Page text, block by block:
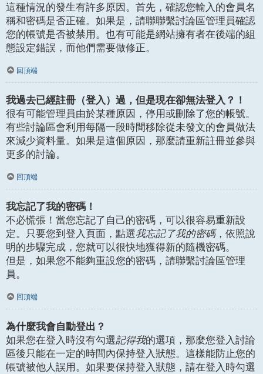
這種情況的發生有許多原因。首先，確認您輸入的會員名
稱和密碼是否正確。如果是，請聯聯繫討論區管理員確認
您的帳號是否被禁用。也有可能是網站擁有者在後端的組
態設定錯誤，而他們需要做修正。
回頂端
我過去已經註冊（登入）過，但是現在卻無法登入？！
很有可能管理員由於某種原因，停用或刪除了您的帳號。
有些討論區會利用每隔一段時間移除從未發文的會員做法
來減少資料量。如果是這個原因，那麼請重新註冊並參與
更多的討論。
回頂端
我忘記了我的密碼！
不必慌張！當您忘記了自己的密碼，可以很容易重新設
定。只要您到登入頁面，點選我忘記了我的密碼，依照說
明的步驟完成，您就可以很快地獲得新的隨機密碼。
但是，如果您不能夠重設您的密碼，請聯繫討論區管理
員。
回頂端
為什麼我會自動登出？
如果您在登入時沒有勾選記得我的選項，那麼您登入討論
區後只能在一定的時間內保持登入狀態。這樣能防止您的
帳號被他人誤用。如果要保持登入狀態，請在登入時勾選